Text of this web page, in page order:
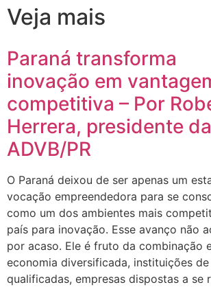
Veja mais
Paraná transforma
inovação em
competitiva – Por
Herrera, presidente da
ADVB/PR
O Paraná deixou de ser apenas um
vocação empreendedora para se
como um dos ambientes mais
país para inovação. Esse avanço não
por acaso. Ele é fruto da combinação
economia diversificada, instituições de
qualificadas, empresas dispostas a se